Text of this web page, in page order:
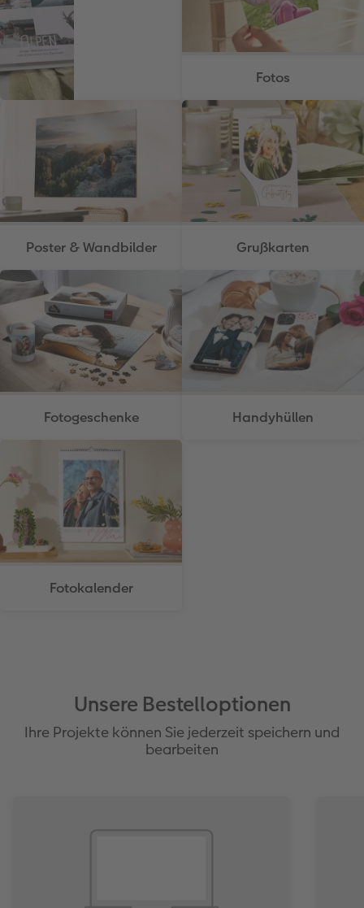
Fotos
Poster & Wandbilder Grußkarten
Fotogeschenke Handyhüllen
Fotokalender
Unsere Bestelloptionen
Ihre Projekte können Sie jederzeit speichern und
bearbeiten